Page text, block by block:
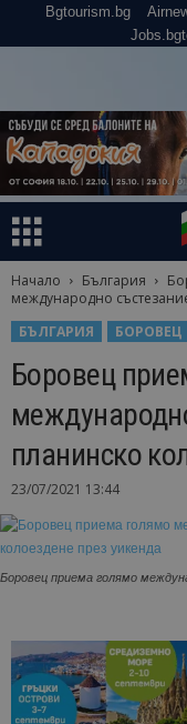
Bgtourism.bg
Начало България
международно
БЪЛГАРИЯ
БОРОВЕЦ
Боровец
планинско
23/07/2021 13:44
Боровец приема голямо